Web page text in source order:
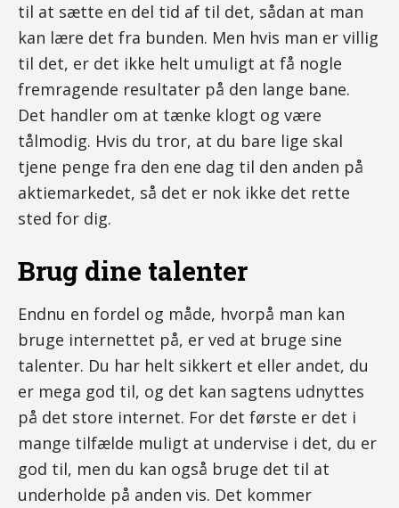
til at sætte en del tid af til det, sådan at man
kan lære det fra bunden. Men hvis man er villig
til det, er det ikke helt umuligt at få nogle
fremragende resultater på den lange bane.
Det handler om at tænke klogt og være
tålmodig. Hvis du tror, at du bare lige skal
tjene penge fra den ene dag til den anden på
aktiemarkedet, så det er nok ikke det rette
sted for dig.
Brug dine talenter
Endnu en fordel og måde, hvorpå man kan
bruge internettet på, er ved at bruge sine
talenter. Du har helt sikkert et eller andet, du
er mega god til, og det kan sagtens udnyttes
på det store internet. For det første er det i
mange tilfælde muligt at undervise i det, du er
god til, men du kan også bruge det til at
underholde på anden vis. Det kommer